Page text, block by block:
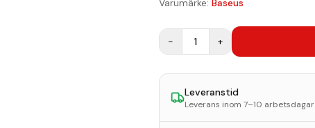
Varumärke: Baseus
− 1 +
Leveranstid
Leverans inom 7–10 arbetsdagar